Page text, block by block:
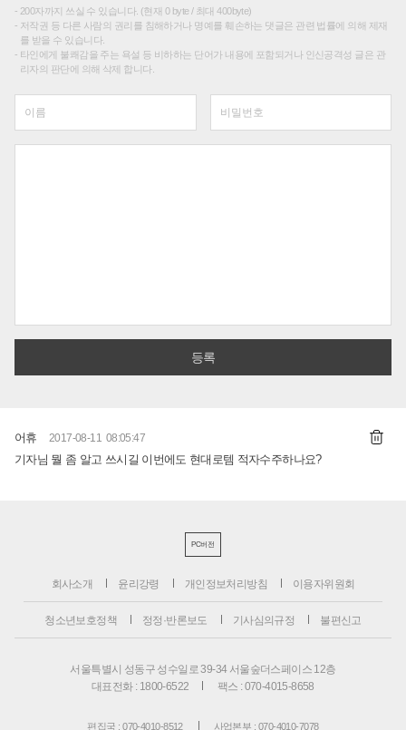
200자까지 쓰실 수 있습니다. (현재 0 byte / 최대 400byte)
저작권 등 다른 사람의 권리를 침해하거나 명예를 훼손하는 댓글은 관련 법률에 의해 제재
를 받을 수 있습니다.
타인에게 불쾌감을 주는 욕설 등 비하하는 단어가 내용에 포함되거나 인신공격성 글은 관
리자의 판단에 의해 삭제 합니다.
어휴 2017-08-11 08:05:47
기자님 뭘 좀 알고 쓰시길 이번에도 현대로템 적자수주하나요?
PC버전
회사소개 윤리강령 개인정보처리방침 이용자위원회
청소년보호정책 정정·반론보도 기사심의규정 불편신고
서울특별시 성동구 성수일로 39-34 서울숲더스페이스 12층
대표전화 : 1800-6522
팩스 : 070-4015-8658
편집국 : 070-4010-8512 사업본부 : 070-4010-7078